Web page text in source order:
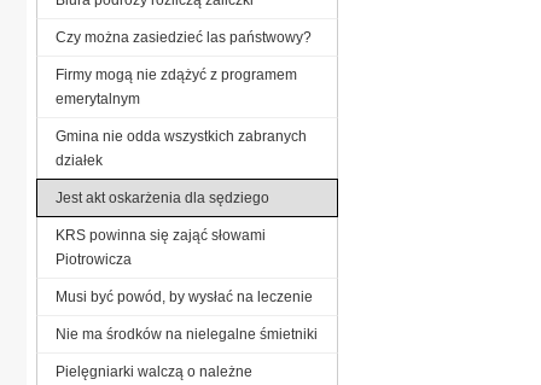
Czy można zasiedzieć las państwowy?
Firmy mogą nie zdążyć z programem
emerytalnym
Gmina nie odda wszystkich zabranych
działek
Jest akt oskarżenia dla sędziego
KRS powinna się zająć słowami
Piotrowicza
Musi być powód, by wysłać na leczenie
Nie ma środków na nielegalne śmietniki
Pielęgniarki walczą o należne